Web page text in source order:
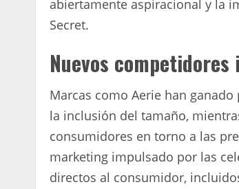
abiertamente aspiracional y la
Secret.
Nuevos
Marcas como Aerie han
la inclusión del tamaño,
consumidores en torno a las
marketing impulsado por las
directos al consumidor,